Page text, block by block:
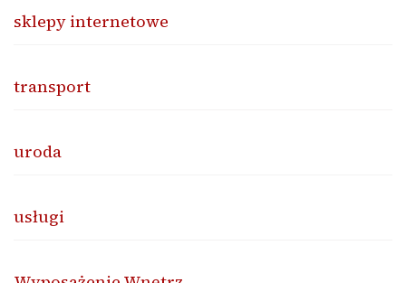
sklepy internetowe
transport
uroda
usługi